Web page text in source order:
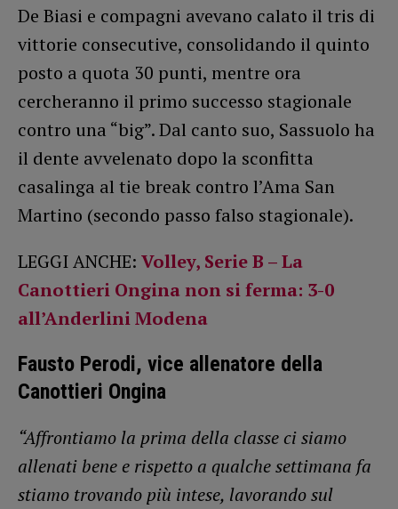
De Biasi e compagni avevano calato il tris di
vittorie consecutive, consolidando il quinto
posto a quota 30 punti, mentre ora
cercheranno il primo successo stagionale
contro una “big”. Dal canto suo, Sassuolo ha
il dente avvelenato dopo la sconfitta
casalinga al tie break contro l’Ama San
Martino (secondo passo falso stagionale).
LEGGI ANCHE: Volley, Serie B – La
Canottieri Ongina non si ferma: 3-0
all’Anderlini Modena
Fausto Perodi, vice allenatore della
Canottieri Ongina
“Affrontiamo la prima della classe ci siamo
allenati bene e rispetto a qualche settimana fa
stiamo trovando più intese, lavorando sul